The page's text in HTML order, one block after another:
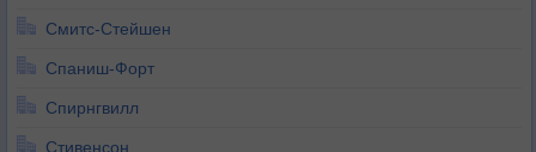
Смитс-Стейшен
Спаниш-Форт
Спирнгвилл
Стивенсон